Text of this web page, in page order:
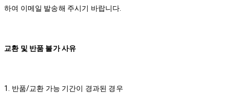
하여 이메일 발송해 주시기 바랍니다.
교환 및 반품 불가 사유
1. 반품/교환 가능 기간이 경과된 경우